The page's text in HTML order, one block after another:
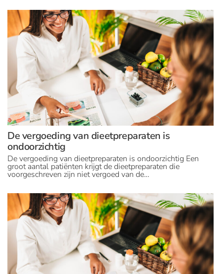
De vergoeding van dieetpreparaten is
ondoorzichtig
De vergoeding van dieetpreparaten is ondoorzichtig Een
groot aantal patiënten krijgt de dieetpreparaten die
voorgeschreven zijn niet vergoed van de…